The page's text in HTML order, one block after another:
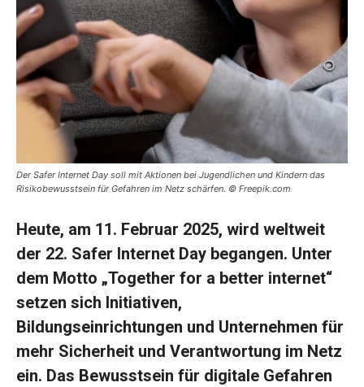
Der Safer Internet Day soll mit Aktionen bei Jugendlichen und Kindern das
Risikobewusstsein für Gefahren im Netz schärfen. © Freepik.com
Heute, am 11. Februar 2025, wird weltweit
der 22. Safer Internet Day begangen. Unter
dem Motto „Together for a better internet“
setzen sich Initiativen,
Bildungseinrichtungen und Unternehmen für
mehr Sicherheit und Verantwortung im Netz
ein. Das Bewusstsein für digitale Gefahren